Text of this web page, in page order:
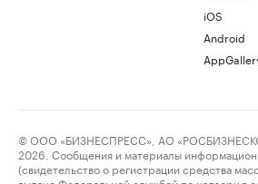
iOS
Android
© ООО «БИЗНЕСПРЕСС», АО
2026. Сообщения и материалы
(свидетельство о регистрации средства